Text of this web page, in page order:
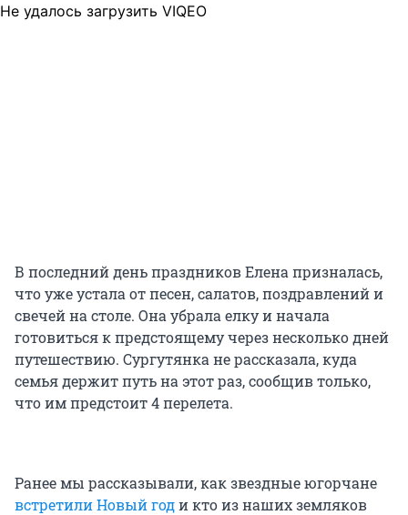
Не удалось загрузить VIQEO
В последний день праздников Елена призналась,
что уже устала от песен, салатов, поздравлений и
свечей на столе. Она убрала елку и начала
готовиться к предстоящему через несколько дней
путешествию. Сургутянка не рассказала, куда
семья держит путь на этот раз, сообщив только,
что им предстоит 4 перелета.
Ранее мы рассказывали, как звездные югорчане
встретили Новый годи кто из наших земляков